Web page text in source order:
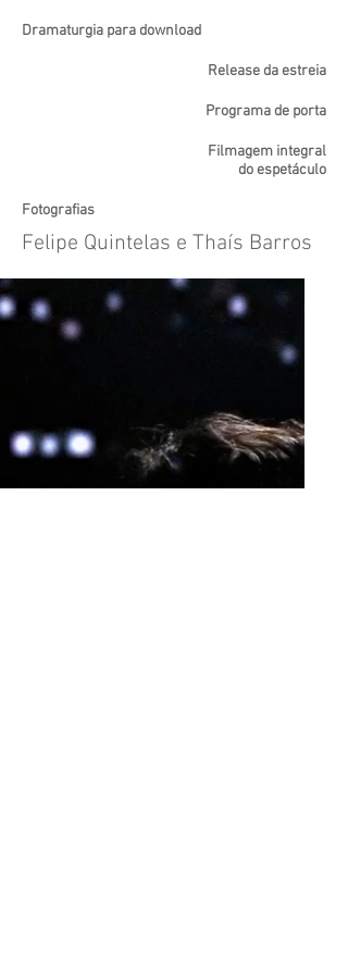
Dramaturgia para download
Release da estreia
Programa de porta
Filmagem integral
do espetáculo
Fotografias
Felipe Quintelas e Thaís Barros